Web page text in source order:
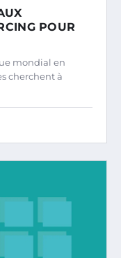
POUR
mondial en
cherchent à